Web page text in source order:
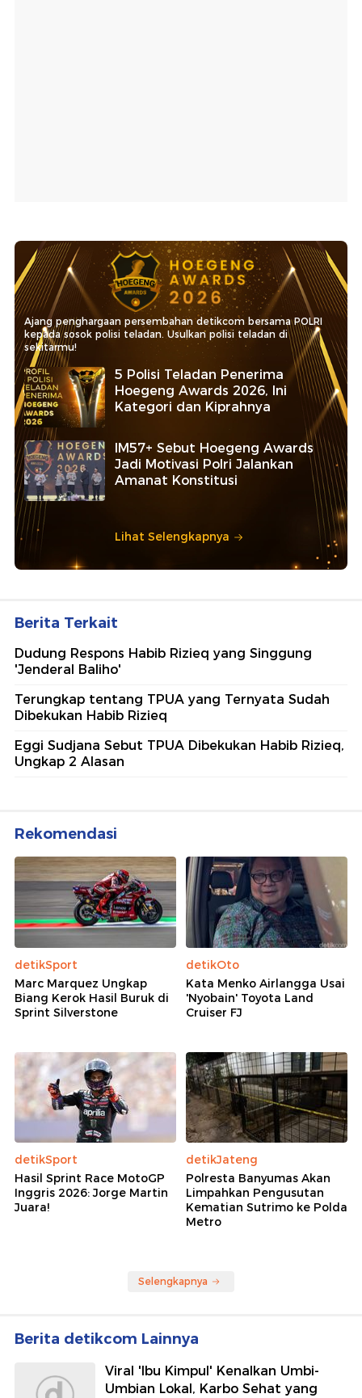
Ajang penghargaan persembahan detikcom bersama POLRI
kepada sosok polisi teladan. Usulkan polisi teladan di
sekitarmu!
5 Polisi Teladan Penerima
Hoegeng Awards 2026, Ini
Kategori dan Kiprahnya
IM57+ Sebut Hoegeng Awards
Jadi Motivasi Polri Jalankan
Amanat Konstitusi
Lihat Selengkapnya
Berita Terkait
Dudung Respons Habib Rizieq yang Singgung
'Jenderal Baliho'
Terungkap tentang TPUA yang Ternyata Sudah
Dibekukan Habib Rizieq
Eggi Sudjana Sebut TPUA Dibekukan Habib Rizieq,
Ungkap 2 Alasan
Rekomendasi
detikSport
Marc Marquez Ungkap
Biang Kerok Hasil Buruk di
Sprint Silverstone
detikOto
Kata Menko Airlangga Usai
'Nyobain' Toyota Land
Cruiser FJ
detikSport
Hasil Sprint Race MotoGP
Inggris 2026: Jorge Martin
Juara!
detikJateng
Polresta Banyumas Akan
Limpahkan Pengusutan
Kematian Sutrimo ke Polda
Metro
Selengkapnya
Berita detikcom Lainnya
Viral 'Ibu Kimpul' Kenalkan Umbi-
Umbian Lokal, Karbo Sehat yang